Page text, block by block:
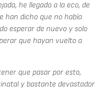
he llegado a la eco, de
han dicho que no había
esperar de nuevo y solo
que hayan vuelto a
que pasar por esto,
y bastante devastador